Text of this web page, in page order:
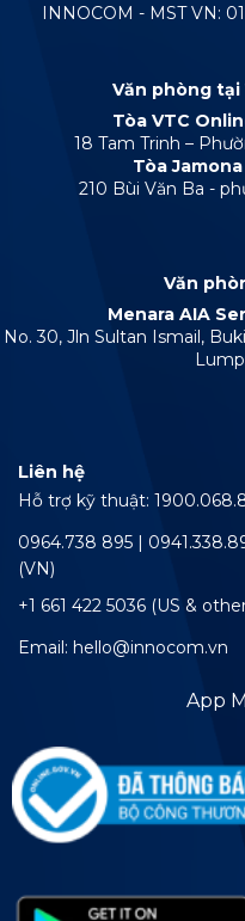
INNOCOM - MST VN:
Văn phòng tại
Tòa VTC
18 Tam Trinh –
Tòa
210 Bùi Văn Ba -
Văn
Menara AIA
No. 30, Jln Sultan Ismail,
Liên hệ
Hỗ trợ kỹ thuật:
0964.738 895 |
(VN)
+1 661 422 5036 (US &
Email: hello@innocom.vn
App